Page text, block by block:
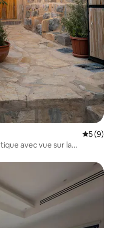
Note
5 (9)
avec vue sur la